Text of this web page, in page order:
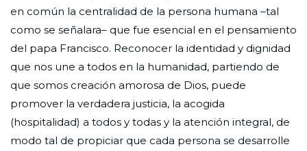
en común la centralidad de la persona humana –tal
como se señalara– que fue esencial en el pensamiento
del papa Francisco. Reconocer la identidad y dignidad
que nos une a todos en la humanidad, partiendo de
que somos creación amorosa de Dios, puede
promover la verdadera justicia, la acogida
(hospitalidad) a todos y todas y la atención integral, de
modo tal de propiciar que cada persona se desarrolle